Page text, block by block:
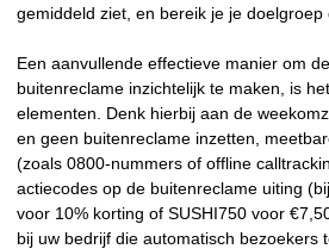
gemiddeld ziet, en bereik je je doelgroep
Een aanvullende effectieve manier om
buitenreclame inzichtelijk te maken, is
elementen. Denk hierbij aan de
en geen buitenreclame inzetten,
(zoals 0800-nummers of offline
actiecodes op de buitenreclame uiting
voor 10% korting of SUSHI750 voor
bij uw bedrijf die automatisch bezoekers